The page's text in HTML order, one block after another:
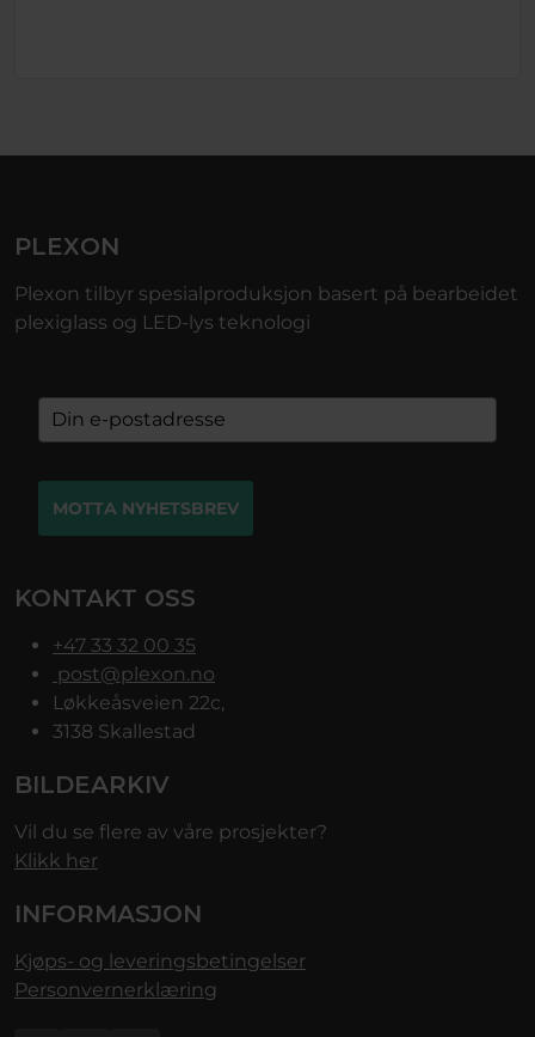
PLEXON
Plexon tilbyr spesialproduksjon basert på bearbeidet
plexiglass og LED-lys teknologi
MOTTA NYHETSBREV
KONTAKT OSS
+47 33 32 00 35
post@plexon.no
Løkkeåsveien 22c,
3138 Skallestad
BILDEARKIV
Vil du se flere av våre prosjekter?
Klikk her
INFORMASJON
Kjøps- og leveringsbetingelser
Personvernerklæring